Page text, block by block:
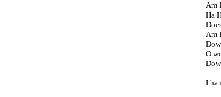
Am
Ha
Am
O
I